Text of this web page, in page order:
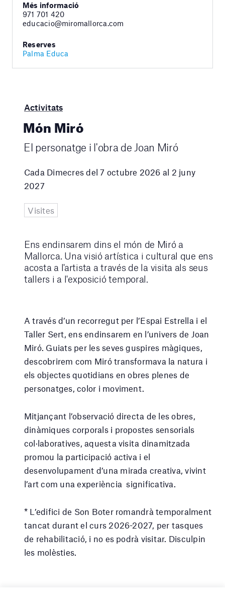
Més informació
971 701 420
educacio@miromallorca.com
Reserves
Palma Educa
Activitats
Món Miró
El personatge i l'obra de Joan Miró
Cada Dimecres del 7 octubre 2026 al 2 juny
2027
Visites
Ens endinsarem dins el món de Miró a
Mallorca. Una visió artística i cultural que ens
acosta a l'artista a través de la visita als seus
tallers i a l'exposició temporal.
A través d’un recorregut per l’Espai Estrella i el
Taller Sert, ens endinsarem en l’univers de Joan
Miró. Guiats per les seves guspires màgiques,
descobrirem com Miró transformava la natura i
els objectes quotidians en obres plenes de
personatges, color i moviment.
Mitjançant l’observació directa de les obres,
dinàmiques corporals i propostes sensorials
col·laboratives, aquesta visita dinamitzada
promou la participació activa i el
desenvolupament d’una mirada creativa, vivint
l’art com una experiència significativa.
* L’edifici de Son Boter romandrà temporalment
tancat durant el curs 2026-2027, per tasques
de rehabilitació, i no es podrà visitar. Disculpin
les molèsties.